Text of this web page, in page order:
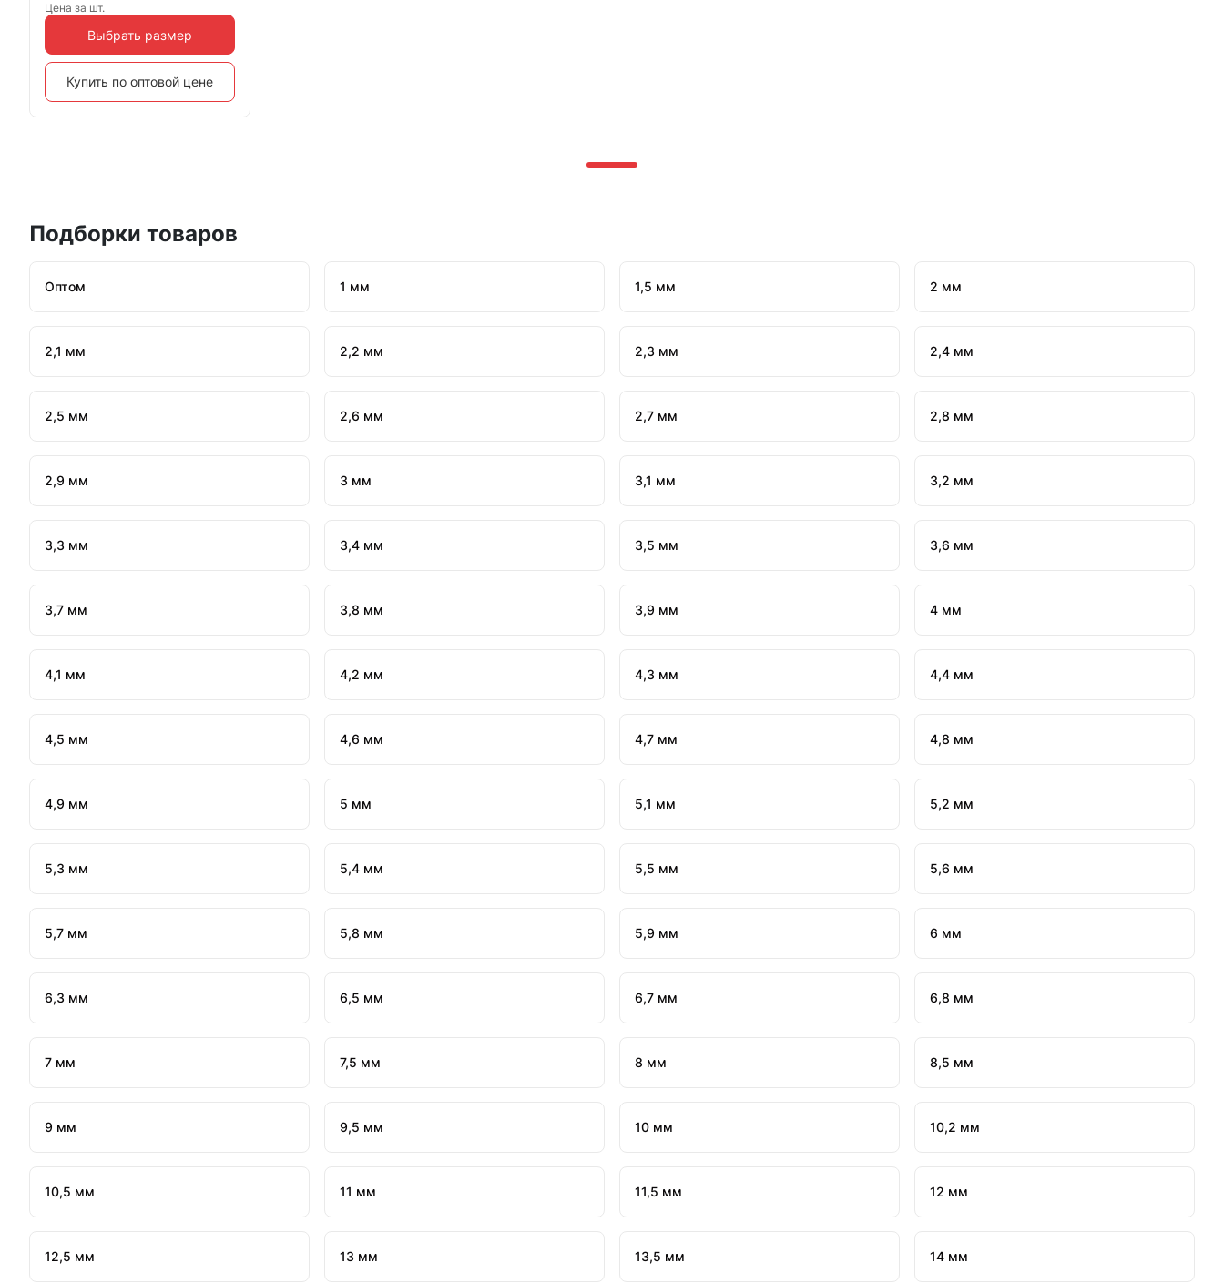
Цена за шт.
Выбрать размер
Купить по оптовой цене
Подборки товаров
Оптом 1 мм 1,5 мм 2 мм
2,1 мм 2,2 мм 2,3 мм 2,4 мм
2,5 мм 2,6 мм 2,7 мм 2,8 мм
2,9 мм 3 мм 3,1 мм 3,2 мм
3,3 мм 3,4 мм 3,5 мм 3,6 мм
3,7 мм 3,8 мм 3,9 мм 4 мм
4,1 мм 4,2 мм 4,3 мм 4,4 мм
4,5 мм 4,6 мм 4,7 мм 4,8 мм
4,9 мм 5 мм 5,1 мм 5,2 мм
5,3 мм 5,4 мм 5,5 мм 5,6 мм
5,7 мм 5,8 мм 5,9 мм 6 мм
6,3 мм 6,5 мм 6,7 мм 6,8 мм
7 мм 7,5 мм 8 мм 8,5 мм
9 мм 9,5 мм 10 мм 10,2 мм
10,5 мм 11 мм 11,5 мм 12 мм
12,5 мм 13 мм 13,5 мм 14 мм